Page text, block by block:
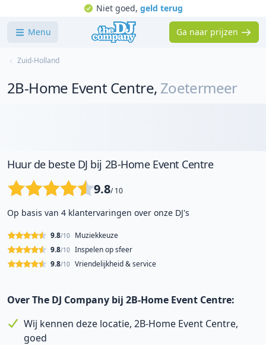
Niet goed, geld terug
Menu Ga naar prijzen
Zuid-Holland
2B-Home Event Centre, Zoetermeer
Huur de beste DJ bij 2B-Home Event Centre
9.8/ 10
Op basis van 4 klantervaringen over onze DJ's
Muziekkeuze
9.8/10
Inspelen op sfeer
9.8/10
Vriendelijkheid & service
9.8/10
Over The DJ Company bij 2B-Home Event Centre:
Wij kennen deze locatie, 2B-Home Event Centre,
goed